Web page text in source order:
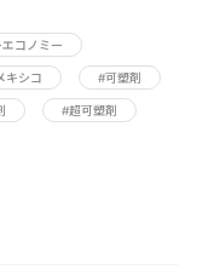
コノミー
キシコ #可塑剤
#超可塑剤